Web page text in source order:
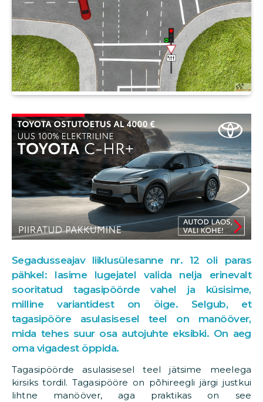
Segadusseajav liiklusülesanne nr. 12 oli paras
pähkel: lasime lugejatel valida nelja erinevalt
sooritatud tagasipöörde vahel ja küsisime,
milline variantidest on õige. Selgub, et
tagasipööre asulasisesel teel on manööver,
mida tehes suur osa autojuhte eksibki. On aeg
oma vigadest õppida.
Tagasipöörde asulasisesel teel jätsime meelega
kirsiks tordil. Tagasipööre on põhireegli järgi justkui
lihtne manööver, aga praktikas on see